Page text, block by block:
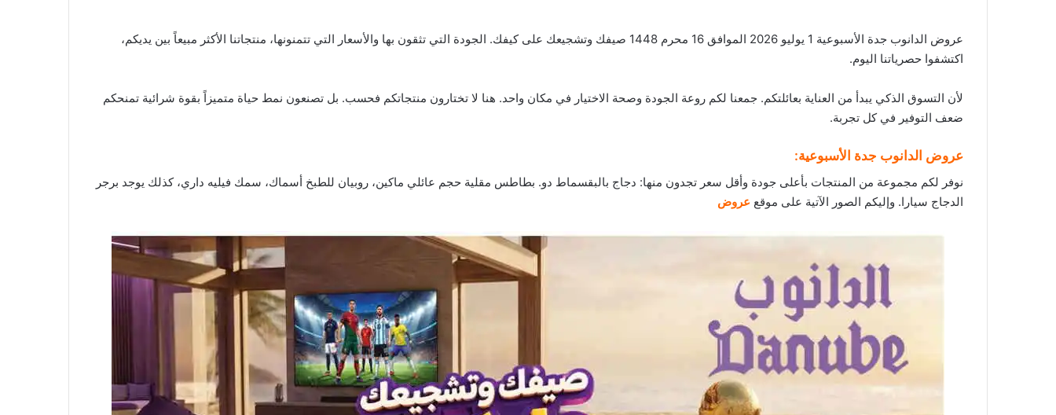
عروض الدانوب جدة الأسبوعية 1 يوليو 2026 الموافق 16 محرم 1448 صيفك وتشجيعك على كيفك. الجودة التي تثقون بها و الأسعار التي تتمنونها، منتجاتنا الأكثر مبيعاً بين يديكم،
اكتشفوا حصرياتنا اليوم.
لأن التسوق الذكي يبدأ من العناية بعائلتكم. جمعنا لكم روعة الجودة وصحة الاختيار في مكان واحد. هنا لا تختارون منتجاتكم فحسب. بل تصنعون نمط حياة متميزاً بقوة شرائية تمنحكم
ضعف التوفير في كل تجربة.
عروض الدانوب جدة الأسبوعية:
نوفر لكم مجموعة من المنتجات بأعلى جودة وأقل سعر تجدون منها: دجاج بالبقسماط دو. بطاطس مقلية حجم عائلي ماكين، روبيان للطبخ أسماك، سمك فيليه داري، كذلك يوجد برجر
الدجاج سيارا. وإليكم الصور الآتية على موقع عروض